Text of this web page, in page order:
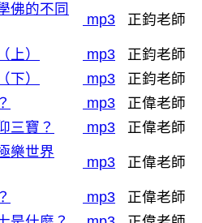
佛的不同
mp3 正鈞老師
上） mp3
正鈞老師
下） mp3
正鈞老師
mp3
正偉老師
三寶？ mp3 正偉老師
樂世界
mp3 正偉老師
mp3
正偉老師